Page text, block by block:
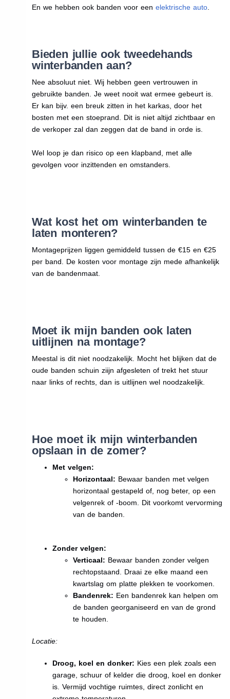
En we hebben ook banden voor een elektrische auto.
Bieden jullie ook tweedehands
winterbanden aan?
Nee absoluut niet. Wij hebben geen vertrouwen in
gebruikte banden. Je weet nooit wat ermee gebeurt is.
Er kan bijv. een breuk zitten in het karkas, door het
bosten met een stoeprand. Dit is niet altijd zichtbaar en
de verkoper zal dan zeggen dat de band in orde is.
Wel loop je dan risico op een klapband, met alle
gevolgen voor inzittenden en omstanders.
Wat kost het om winterbanden te
laten monteren?
Montageprijzen liggen gemiddeld tussen de €15 en €25
per band. De kosten voor montage zijn mede afhankelijk
van de bandenmaat.
Moet ik mijn banden ook laten
uitlijnen na montage?
Meestal is dit niet noodzakelijk. Mocht het blijken dat de
oude banden schuin ziijn afgesleten of trekt het stuur
naar links of rechts, dan is uitlijnen wel noodzakelijk.
Hoe moet ik mijn winterbanden
opslaan in de zomer?
Met velgen:
Horizontaal: Bewaar banden met velgen
horizontaal gestapeld of, nog beter, op een
velgenrek of -boom. Dit voorkomt vervorming
van de banden.
Zonder velgen:
Verticaal: Bewaar banden zonder velgen
rechtopstaand. Draai ze elke maand een
kwartslag om platte plekken te voorkomen.
Bandenrek: Een bandenrek kan helpen om
de banden georganiseerd en van de grond
te houden.
Locatie:
Droog, koel en donker: Kies een plek zoals een
garage, schuur of kelder die droog, koel en donker
is. Vermijd vochtige ruimtes, direct zonlicht en